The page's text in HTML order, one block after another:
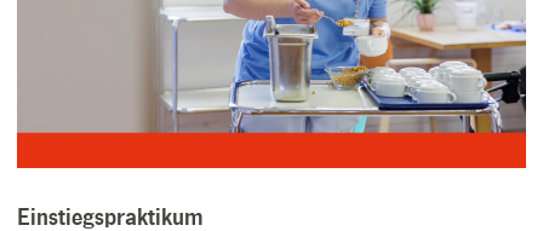
Einstiegspraktikum